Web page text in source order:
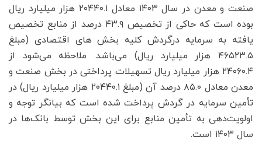
صنعت و معدن در سال ۱۴۰۳ معادل ۲۰۴۴۰.۱ هزار میلیارد ریال
بوده است که حاکی از تخصیص ۴۳.۹ درصد از منابع تخصیص
یافته به سرمایه درگردش کلیه بخش های اقتصادی (مبلغ
۴۶۵۲۳.۵ هزار میلیارد ریال) می‌باشد. ملاحظه می‌شود از
۲۴۰۶۰.۴ هزار میلیارد ریال تسهیلات پرداختی در بخش صنعت و
معدن معادل ۸۵.۰ درصد آن (مبلغ ۲۰۴۴۰.۱ هزار میلیارد ریال) در
تأمین سرمایه در گردش پرداخت شده است که بیانگر توجه و
اولویت‌دهی به تأمین منابع برای این بخش توسط بانک‌ها در
سال ۱۴۰۳ است.